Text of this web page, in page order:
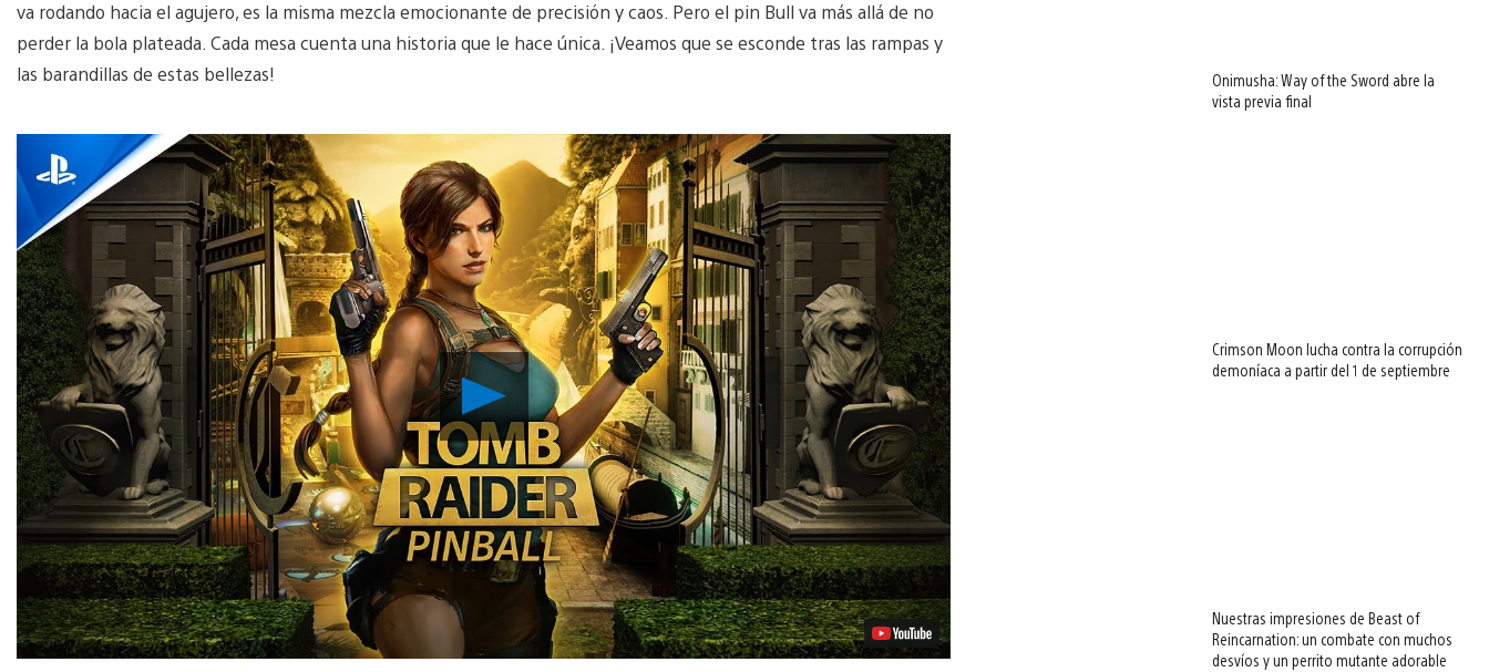
va rodando hacia el agujero, es la misma mezcla emocionante de precisión y caos. Pero el pin Bull va más allá de no
perder la bola plateada. Cada mesa cuenta una historia que le hace única. ¡Veamos que se esconde tras las rampas y
las barandillas de estas bellezas!
Reproducir
vídeo
Onimusha: Way of the Sword abre la
vista previa final
Crimson Moon lucha contra la corrupción
demoníaca a partir del 1 de septiembre
Nuestras impresiones de Beast of
Reincarnation: un combate con muchos
desvíos y un perrito mutante adorable